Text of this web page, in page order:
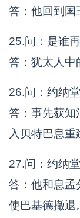
答：他回到国
25.问：是谁
答：犹太人中
26.问：约纳
答：事先获知
入贝特巴息重
27.问：约纳
答：他和息孟
使巴基德撤退